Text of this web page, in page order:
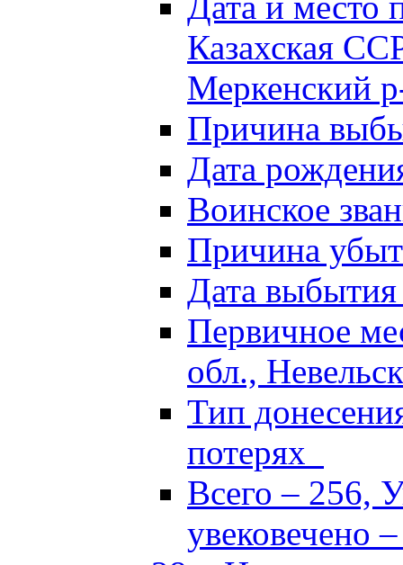
Казахская
Меркенский
Причина
Дата
Воинское
Причина
Дата
Первичное
обл.,
Тип
потерях
Всего – 256,
увековечено